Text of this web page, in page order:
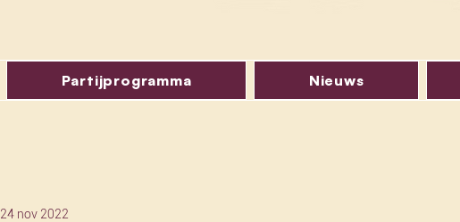
Partijprogramma Nieuws
24 nov 2022